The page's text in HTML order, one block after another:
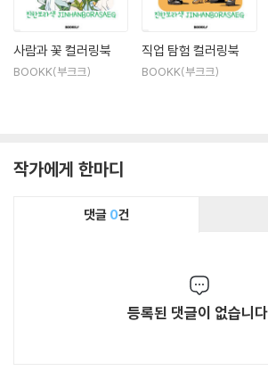
사람과 꽃 컬러링북
BOOKK(부크크)
직업 탐험 컬러링북
BOOKK(부크크)
작가에게 한마디
댓글 0건
등록된 댓글이 없습니